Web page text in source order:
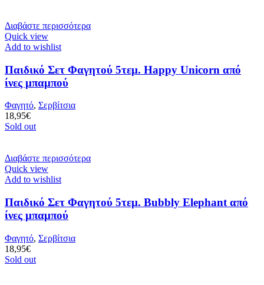
Διαβάστε περισσότερα
Quick view
Add to wishlist
Παιδικό Σετ Φαγητού 5τεμ. Happy Unicorn από
ίνες μπαμπού
Φαγητό, Σερβίτσια
18,95€
Sold out
Διαβάστε περισσότερα
Quick view
Add to wishlist
Παιδικό Σετ Φαγητού 5τεμ. Bubbly Elephant από
ίνες μπαμπού
Φαγητό, Σερβίτσια
18,95€
Sold out